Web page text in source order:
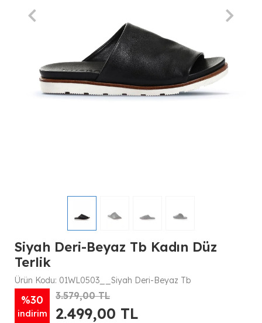
Siyah Deri-Beyaz Tb Kadın Düz
Terlik
Ürün Kodu: 01WL0503__Siyah Deri-Beyaz Tb
%30
indirim
3.579,00 TL
2.499,00 TL